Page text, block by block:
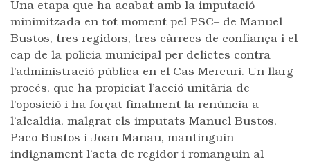
Una etapa que ha acabat amb la imputació –
minimitzada en tot moment pel PSC– de Manuel
Bustos, tres regidors, tres càrrecs de confiança i el
cap de la policia municipal per delictes contra
l’administració pública en el Cas Mercuri. Un llarg
procés, que ha propiciat l’acció unitària de
l’oposició i ha forçat finalment la renúncia a
l’alcaldia, malgrat els imputats Manuel Bustos,
Paco Bustos i Joan Manau, mantinguin
indignament l’acta de regidor i romanguin al